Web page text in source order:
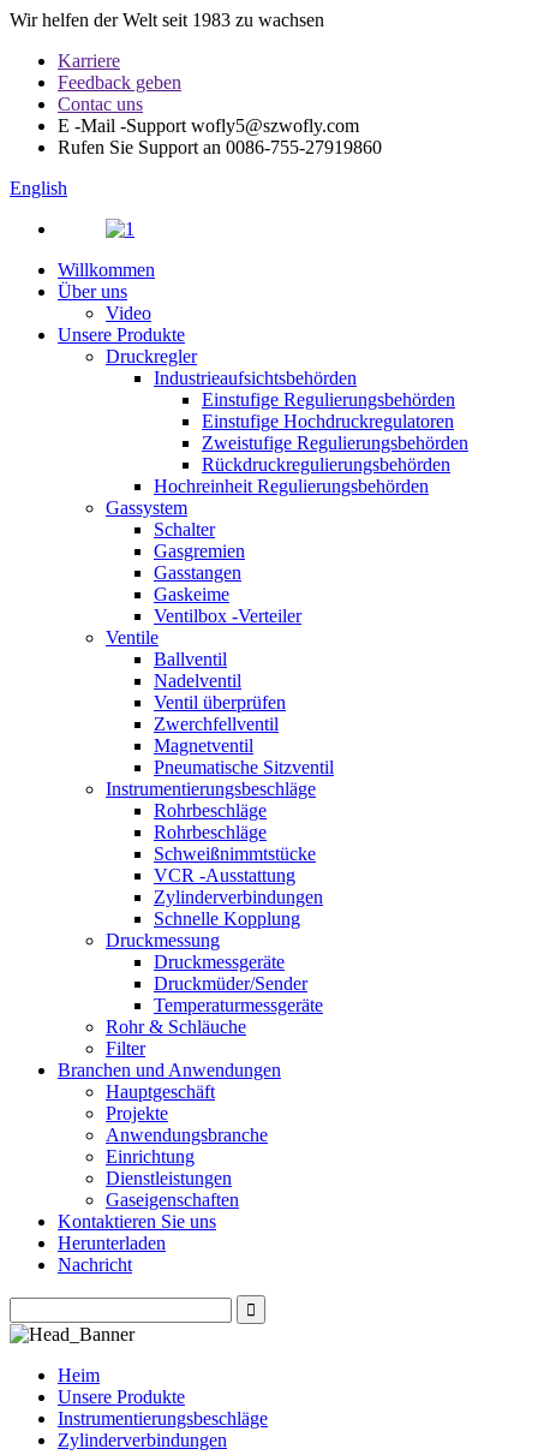
Wir helfen der Welt seit 1983 zu wachsen
Karriere
Feedback geben
Contac uns
E -Mail -Support wofly5@szwofly.com
Rufen Sie Support an 0086-755-27919860
English
Willkommen
Über uns
Video
Unsere Produkte
Druckregler
Industrieaufsichtsbehörden
Einstufige Regulierungsbehörden
Einstufige Hochdruckregulatoren
Zweistufige Regulierungsbehörden
Rückdruckregulierungsbehörden
Hochreinheit Regulierungsbehörden
Gassystem
Schalter
Gasgremien
Gasstangen
Gaskeime
Ventilbox -Verteiler
Ventile
Ballventil
Nadelventil
Ventil überprüfen
Zwerchfellventil
Magnetventil
Pneumatische Sitzventil
Instrumentierungsbeschläge
Rohrbeschläge
Rohrbeschläge
Schweißnimmtstücke
VCR -Ausstattung
Zylinderverbindungen
Schnelle Kopplung
Druckmessung
Druckmessgeräte
Druckmüder/Sender
Temperaturmessgeräte
Rohr & Schläuche
Filter
Branchen und Anwendungen
Hauptgeschäft
Projekte
Anwendungsbranche
Einrichtung
Dienstleistungen
Gaseigenschaften
Kontaktieren Sie uns
Herunterladen
Nachricht
Heim
Unsere Produkte
Instrumentierungsbeschläge
Zylinderverbindungen